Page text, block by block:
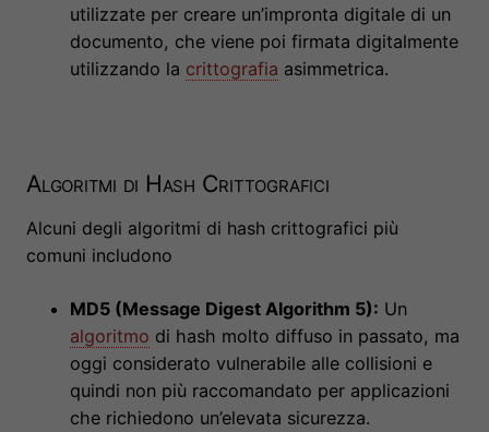
utilizzate per creare un’impronta digitale di un
documento, che viene poi firmata digitalmente
utilizzando la crittografia asimmetrica.
Algoritmi di Hash Crittografici
Alcuni degli algoritmi di hash crittografici più
comuni includono
MD5 (Message Digest Algorithm 5): Un
algoritmo di hash molto diffuso in passato, ma
oggi considerato vulnerabile alle collisioni e
quindi non più raccomandato per applicazioni
che richiedono un’elevata sicurezza.